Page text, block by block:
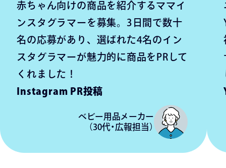
赤ちゃん向けの商品を紹介するママイ
ンスタグラマーを募集。3日間で数十
名の応募があり、選ばれた4名のイン
スタグラマーが魅力的に商品をPRして
くれました！
Instagram PR投稿
ベビー用品メーカー
（30代・広報担当）